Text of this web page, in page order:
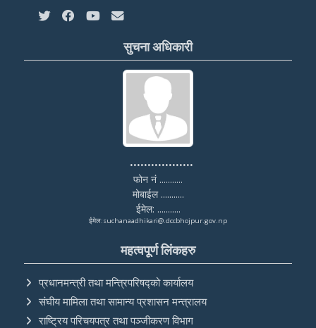
सुचना अधिकारी
..................
फोन नं ...........
मोबाईल ...........
ईमेल: ...........
ईमेल:suchanaadhikari@.dccbhojpur.gov.np
महत्वपूर्ण लिंकहरु
प्रधानमन्त्री तथा मन्त्रिपरिषद्को कार्यालय
संघीय मामिला तथा सामान्य प्रशासन मन्त्रालय
राष्ट्रिय परिचयपत्र तथा पञ्‍जीकरण विभाग